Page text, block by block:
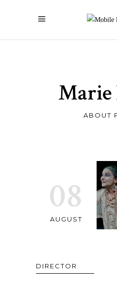
Marie
ABOUT
08
AUGUST
DIRECTOR